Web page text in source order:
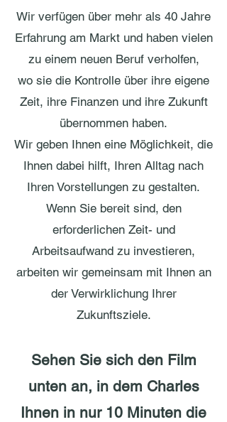
Wir verfügen über mehr als 40 Jahre
Erfahrung am Markt und haben vielen
zu einem neuen Beruf verholfen,
wo sie die Kontrolle über ihre eigene
Zeit, ihre Finanzen und ihre Zukunft
übernommen haben.
Wir geben Ihnen eine Möglichkeit, die
Ihnen dabei hilft, Ihren Alltag nach
Ihren Vorstellungen zu gestalten.
Wenn Sie bereit sind, den
erforderlichen Zeit- und
Arbeitsaufwand zu investieren,
arbeiten wir gemeinsam mit Ihnen an
der Verwirklichung Ihrer
Zukunftsziele.
Sehen Sie sich den Film
unten an, in dem Charles
Ihnen in nur 10 Minuten die